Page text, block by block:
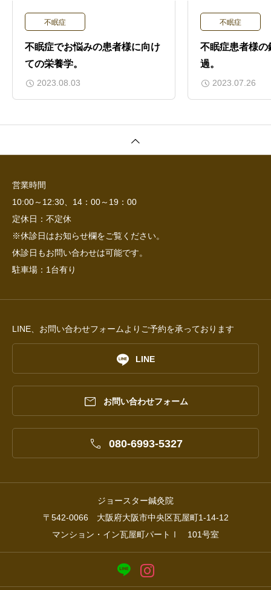
不眠症
不眠症でお悩みの患者様に向け
ての栄養学。
2023.08.03
不眠症
不眠症患者様の
過。
2023.07.26
営業時間
10:00～12:30、14：00～19：00
定休日：不定休
※休診日はお知らせ欄をご覧ください。
休診日もお問い合わせは可能です。
駐車場：1台有り
LINE、お問い合わせフォームよりご予約を承っております
 LINE
 お問い合わせフォーム
 080-6993-5327
ジョースター鍼灸院
〒542-0066 大阪府大阪市中央区瓦屋町1-14-12
マンション・イン瓦屋町パートⅠ 101号室